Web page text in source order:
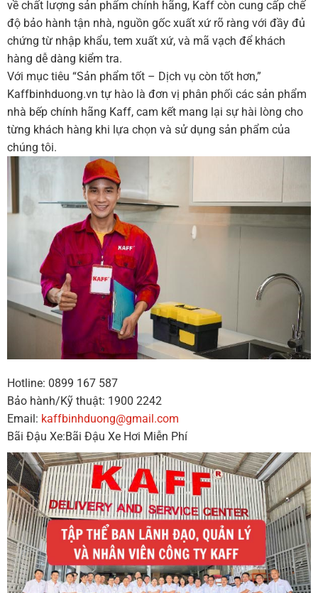
về chất lượng sản phẩm chính hãng, Kaff còn cung cấp chế
độ bảo hành tận nhà, nguồn gốc xuất xứ rõ ràng với đầy đủ
chứng từ nhập khẩu, tem xuất xứ, và mã vạch để khách
hàng dễ dàng kiểm tra.
Với mục tiêu “Sản phẩm tốt – Dịch vụ còn tốt hơn,”
Kaffbinhduong.vn tự hào là đơn vị phân phối các sản phẩm
nhà bếp chính hãng Kaff, cam kết mang lại sự hài lòng cho
từng khách hàng khi lựa chọn và sử dụng sản phẩm của
chúng tôi.
Hotline: 0899 167 587
Bảo hành/Kỹ thuật: 1900 2242
Email: kaffbinhduong@gmail.com
Bãi Đậu Xe:Bãi Đậu Xe Hơi Miễn Phí